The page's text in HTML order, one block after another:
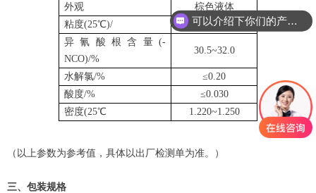
外观
棕色液体
粘度(25℃)/
150~250
异氰酸根含量(-
NCO)/%
30.5~32.0
水解氯/%
≤0.20
酸度/%
≤0.030
密度(25℃
1.220~1.250
（以上参数为参考值，具体以出厂检测单为准。）
三、包装规格
可以介绍下你们的产品么